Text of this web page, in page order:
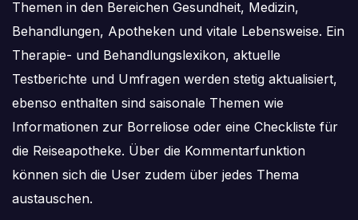
Themen in den Bereichen Gesundheit, Medizin,
Behandlungen, Apotheken und vitale Lebensweise. Ein
Therapie- und Behandlungslexikon, aktuelle
Testberichte und Umfragen werden stetig aktualisiert,
ebenso enthalten sind saisonale Themen wie
Informationen zur Borreliose oder eine Checkliste für
die Reiseapotheke. Über die Kommentarfunktion
können sich die User zudem über jedes Thema
austauschen.